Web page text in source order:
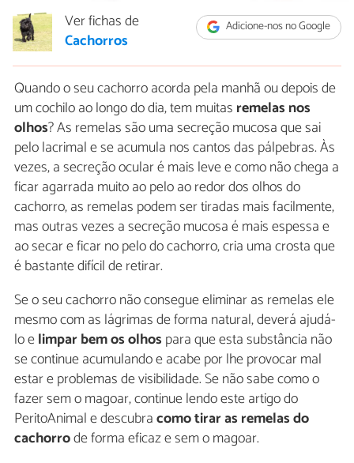
Adicione-nos no Google
Ver fichas de
Cachorros
Quando o seu cachorro acorda pela manhã ou depois de
um cochilo ao longo do dia, tem muitas remelas nos
olhos? As remelas são uma secreção mucosa que sai
pelo lacrimal e se acumula nos cantos das pálpebras. Às
vezes, a secreção ocular é mais leve e como não chega a
ficar agarrada muito ao pelo ao redor dos olhos do
cachorro, as remelas podem ser tiradas mais facilmente,
mas outras vezes a secreção mucosa é mais espessa e
ao secar e ficar no pelo do cachorro, cria uma crosta que
é bastante difícil de retirar.
Se o seu cachorro não consegue eliminar as remelas ele
mesmo com as lágrimas de forma natural, deverá ajudá-
lo elimpar bem os olhos para que esta substância não
se continue acumulando e acabe por lhe provocar mal
estar e problemas de visibilidade. Se não sabe como o
fazer sem o magoar, continue lendo este artigo do
PeritoAnimal e descubracomo tirar as remelas do
cachorrode forma eficaz e sem o magoar.